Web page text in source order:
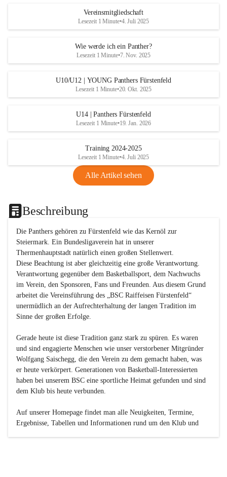
Vereinsmitgliedschaft
Lesezeit 1 Minute•4. Juli 2025
Wie werde ich ein Panther?
Lesezeit 1 Minute•7. Nov. 2025
U10/U12 | YOUNG Panthers Fürstenfeld
Lesezeit 1 Minute•20. Okt. 2025
U14 | Panthers Fürstenfeld
Lesezeit 1 Minute•19. Jan. 2026
Training 2024-2025
Lesezeit 1 Minute•4. Juli 2025
Alle Artikel sehen
Beschreibung
Die Panthers gehören zu Fürstenfeld wie das Kernöl zur
Steiermark. Ein Bundesligaverein hat in unserer
Thermenhauptstadt natürlich einen großen Stellenwert.
Diese Beachtung ist aber gleichzeitig eine große Verantwortung.
Verantwortung gegenüber dem Basketballsport, dem Nachwuchs
im Verein, den Sponsoren, Fans und Freunden. Aus diesem Grund
arbeitet die Vereinsführung des „BSC Raiffeisen Fürstenfeld“
unermüdlich an der Aufrechterhaltung der langen Tradition im
Sinne der großen Erfolge.
Gerade heute ist diese Tradition ganz stark zu spüren. Es waren
und sind engagierte Menschen wie unser verstorbener Mitgründer
Wolfgang Saischegg, die den Verein zu dem gemacht haben, was
er heute verkörpert. Generationen von Basketball-Interessierten
haben bei unserem BSC eine sportliche Heimat gefunden und sind
dem Klub bis heute verbunden.
Auf unserer Homepage findet man alle Neuigkeiten, Termine,
Ergebnisse, Tabellen und Informationen rund um den Klub und